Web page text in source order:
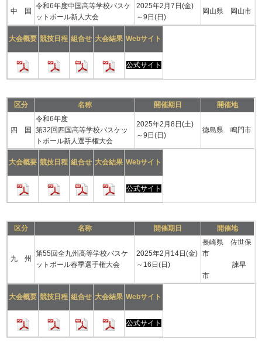
中 国
令和6年度中国高等学校バスケ
ットボール新人大会
2025年2月7日(金)
～9日(日)
岡山県 岡山市
大会概要 競技日程 組合せ 大会結果 Webサイト
公式サイト
区分 名称 開催期日 開催地
四 国
令和6年度
第32回四国高等学校バスケッ
トボール新人選手権大会
2025年2月8日(土)
～9日(日)
徳島県 鳴門市
大会概要 競技日程 組合せ 大会結果 Webサイト
公式サイト
区分 名称 開催期日 開催地
九 州
第55回全九州高等学校バスケ
ットボール春季選手権大会
2025年2月14日(金)
～16日(日)
長崎県 佐世保
市
諫早
市
大会概要 競技日程 組合せ 大会結果 Webサイト
公式サイト